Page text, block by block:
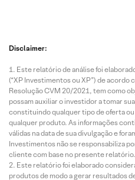
Disclaimer:
Este relatório de análise foi
(“XP Investimentos ou XP”) de acordo
Resolução CVM 20/2021, tem como
possam auxiliar o investidor a tomar
constituindo qualquer tipo de oferta
qualquer produto. As informações
válidas na data de sua divulgação e
Investimentos não se responsabiliza
cliente com base no presente relatório.
Este relatório foi elaborado
produtos de modo a gerar resultados